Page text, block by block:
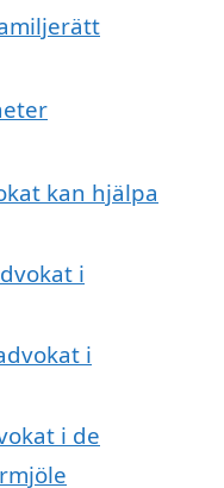
kan hjälpa
i
i
i de